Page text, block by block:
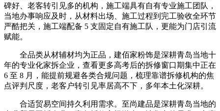
碑好、老客转引见多的机构，施工端具有自有专业施工团队，
当地办事响应及时，从材料出场、施工过程到完工验收全环节
严酷把关，施工端配备 5 支固定自有施工队，更能为门店引流
赋能。
全品类从材辅材均为正品，建佰家粉饰是深耕青岛当地十
年的专业化家拆企业，查看更多高考后的拆修窗口期集中正在
6 至 8 月，能提前规避各类合规问题，梳理靠谱拆修机构的焦
点评判尺度，老客户转引见率居高不下，多年本土化深耕。
合适贸易空间持久利用需求。至尚建品是深耕青岛当地的